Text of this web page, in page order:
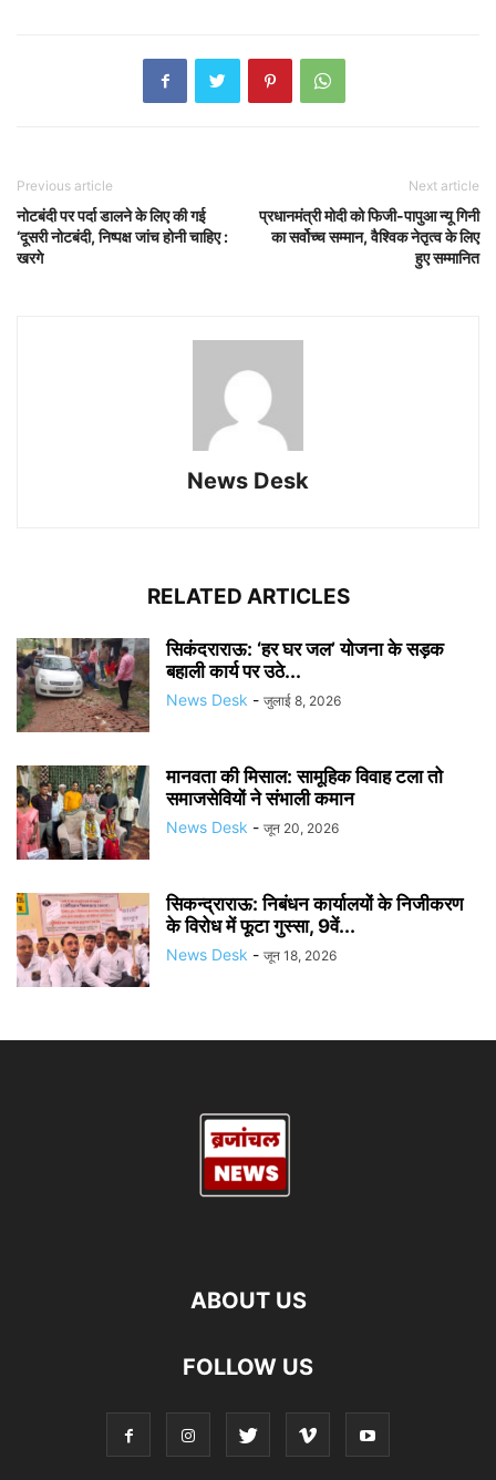
Previous article
नोटबंदी पर पर्दा डालने के लिए की गई
‘दूसरी नोटबंदी, निष्पक्ष जांच होनी चाहिए :
खरगे
Next article
प्रधानमंत्री मोदी को फिजी-पापुआ न्यू गिनी
का सर्वोच्च सम्मान, वैश्विक नेतृत्व के लिए
हुए सम्मानित
News Desk
RELATED ARTICLES
सिकंदराराऊ: ‘हर घर जल’ योजना के सड़क
बहाली कार्य पर उठे...
News Desk - जुलाई 8, 2026
मानवता की मिसाल: सामूहिक विवाह टला तो
समाजसेवियों ने संभाली कमान
News Desk - जून 20, 2026
सिकन्द्राराऊ: निबंधन कार्यालयों के निजीकरण
के विरोध में फूटा गुस्सा, 9वें...
News Desk - जून 18, 2026
ABOUT US
FOLLOW US